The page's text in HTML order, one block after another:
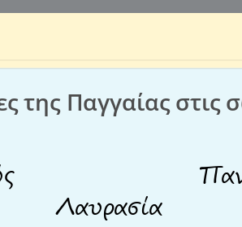
της Παγγαίας στις
Λαυρασία